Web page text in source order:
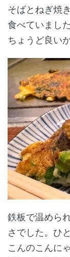
そばとねぎ焼
食べていまし
ちょうど良いか
鉄板で温めら
さでした。ひ
こんのこんに